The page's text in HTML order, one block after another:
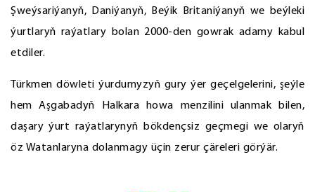
Şweýsariýanyň, Daniýanyň, Beýik Britaniýanyň we beýleki
ýurtlaryň raýatlary bolan 2000-den gowrak adamy kabul
etdiler.
Türkmen döwleti ýurdumyzyň gury ýer geçelgelerini, şeýle
hem Aşgabadyň Halkara howa menzilini ulanmak bilen,
daşary ýurt raýatlarynyň bökdençsiz geçmegi we olaryň
öz Watanlaryna dolanmagy üçin zerur çäreleri görýär.